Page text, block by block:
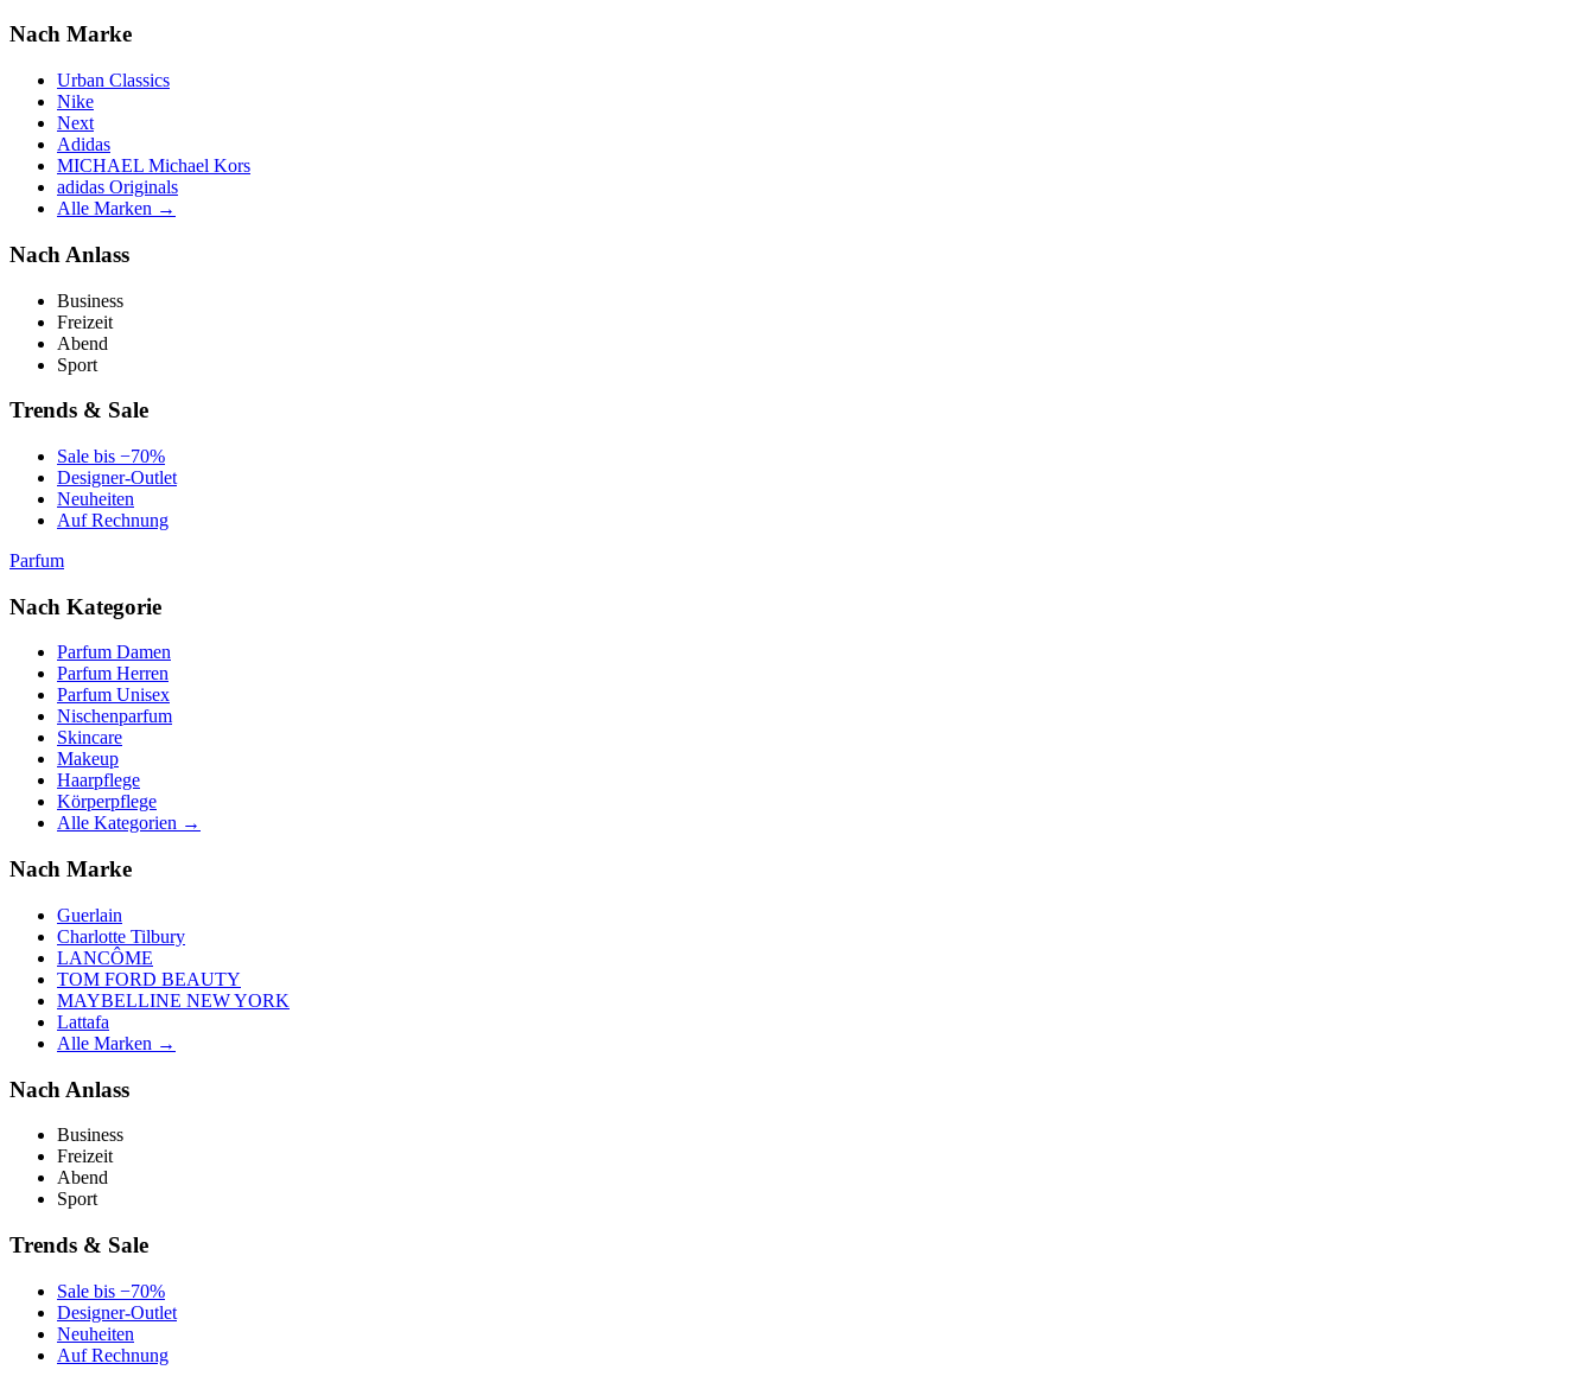
Nach Marke
Urban Classics
Nike
Next
Adidas
MICHAEL Michael Kors
adidas Originals
Alle Marken →
Nach Anlass
Business
Freizeit
Abend
Sport
Trends & Sale
Sale bis −70%
Designer-Outlet
Neuheiten
Auf Rechnung
Parfum
Nach Kategorie
Parfum Damen
Parfum Herren
Parfum Unisex
Nischenparfum
Skincare
Makeup
Haarpflege
Körperpflege
Alle Kategorien →
Nach Marke
Guerlain
Charlotte Tilbury
LANCÔME
TOM FORD BEAUTY
MAYBELLINE NEW YORK
Lattafa
Alle Marken →
Nach Anlass
Business
Freizeit
Abend
Sport
Trends & Sale
Sale bis −70%
Designer-Outlet
Neuheiten
Auf Rechnung